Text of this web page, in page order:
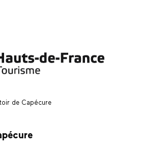
de Capécure